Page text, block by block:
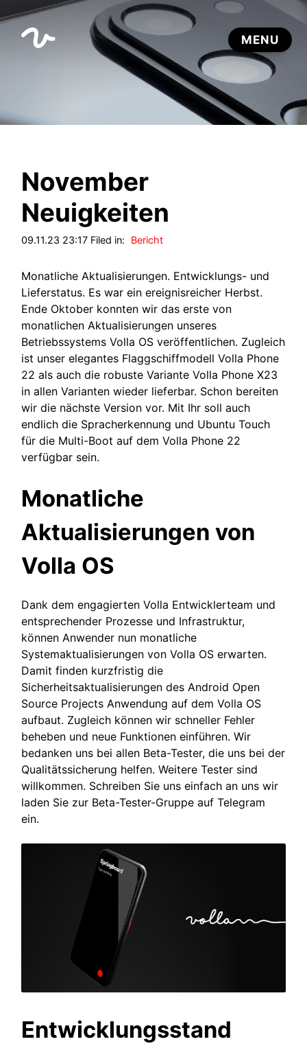
November
Neuigkeiten
09.11.23 23:17 Filed in: Bericht
Monatliche Aktualisierungen. Entwicklungs- und
Lieferstatus. Es war ein ereignisreicher Herbst.
Ende Oktober konnten wir das erste von
monatlichen Aktualisierungen unseres
Betriebssystems Volla OS veröffentlichen. Zugleich
ist unser elegantes Flaggschiffmodell Volla Phone
22 als auch die robuste Variante Volla Phone X23
in allen Varianten wieder lieferbar. Schon bereiten
wir die nächste Version vor. Mit Ihr soll auch
endlich die Spracherkennung und Ubuntu Touch
für die Multi-Boot auf dem Volla Phone 22
verfügbar sein.
Monatliche
Aktualisierungen von
Volla OS
Dank dem engagierten Volla Entwicklerteam und
entsprechender Prozesse und Infrastruktur,
können Anwender nun monatliche
Systemaktualisierungen von Volla OS erwarten.
Damit finden kurzfristig die
Sicherheitsaktualisierungen des Android Open
Source Projects Anwendung auf dem Volla OS
aufbaut. Zugleich können wir schneller Fehler
beheben und neue Funktionen einführen. Wir
bedanken uns bei allen Beta-Tester, die uns bei der
Qualitätssicherung helfen. Weitere Tester sind
willkommen. Schreiben Sie uns einfach an uns wir
laden Sie zur Beta-Tester-Gruppe auf Telegram
ein.
Entwicklungsstand